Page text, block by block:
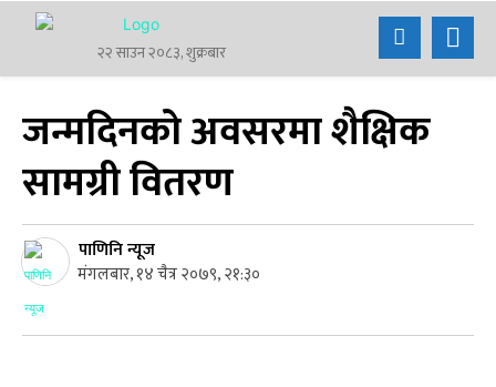
२२ साउन २०८३, शुक्रबार
जन्मदिनको अवसरमा शैक्षिक
सामग्री वितरण
पाणिनि न्यूज
मंगलबार, १४ चैत्र २०७९, २१:३०